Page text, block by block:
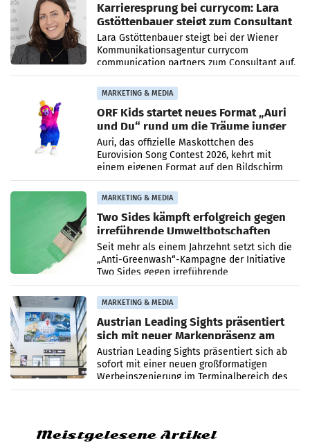
Karrieresprung bei currycom: Lara
Gstöttenbauer steigt zum Consultant
auf
Lara Gstöttenbauer steigt bei der Wiener
Kommunikationsagentur currycom
communication partners zum Consultant auf.
Die 27-jährige Beraterin betreut Kundinnen
und Kunden in den Bereichen
MARKETING & MEDIA
ORF Kids startet neues Format „Auri
und Du“ rund um die Träume junger
Menschen
Auri, das offizielle Maskottchen des
Eurovision Song Contest 2026, kehrt mit
einem eigenen Format auf den Bildschirm
zurück. In der neuen Sendung „Auri und Du“
bei ORF Kids steht
MARKETING & MEDIA
Two Sides kämpft erfolgreich gegen
irreführende Umweltbotschaften
beim Papiereinsatz
Seit mehr als einem Jahrzehnt setzt sich die
„Anti-Greenwash“-Kampagne der Initiative
Two Sides gegen irreführende
Umweltaussagen bei Papierkommunikation
und papierbasierten Verpackungen
MARKETING & MEDIA
Austrian Leading Sights präsentiert
sich mit neuer Markenpräsenz am
Flughafen Wien
Austrian Leading Sights präsentiert sich ab
sofort mit einer neuen großformatigen
Werbeinszenierung im Terminalbereich des
Flughafen Wien. Die Präsenz befindet sich im
Meistgelesene Artikel